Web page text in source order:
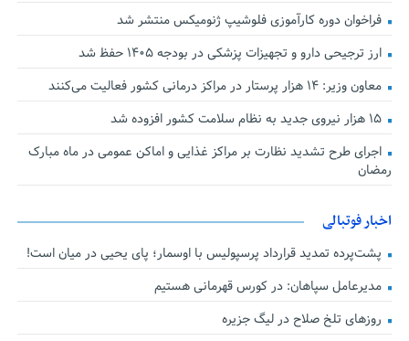
فراخوان دوره کارآموزی فلوشیپ ژنومیکس منتشر شد
ارز ترجیحی دارو و تجهیزات پزشکی در بودجه ۱۴۰۵ حفظ شد
معاون وزیر: ۱۴ هزار پرستار در مراکز درمانی کشور فعالیت می‌کنند
۱۵ هزار نیروی جدید به نظام سلامت کشور افزوده شد
اجرای طرح تشدید نظارت بر مراکز غذایی و اماکن عمومی در ماه مبارک
رمضان
اخبار فوتبالی
پشت‌پرده تمدید قرارداد پرسپولیس با اوسمار؛ پای یحیی در میان است!
مدیرعامل سپاهان: در کورس قهرمانی هستیم
روزهای تلخ صلاح در لیگ جزیره